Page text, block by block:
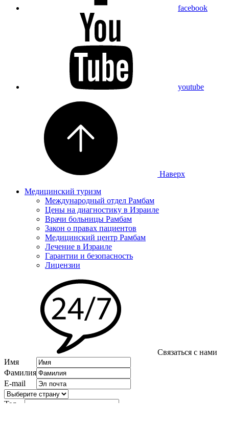
facebook
youtube
Наверх
Медицинский туризм
Международный отдел Рамбам
Цены на диагностику в Израиле
Врачи больницы Рамбам
Закон о правах пациентов
Медицинский центр Рамбам
Лечение в Израиле
Гарантии и безопасность
Лицензии
Связаться с нами
Имя
Фамилия
E-mail
Тел.